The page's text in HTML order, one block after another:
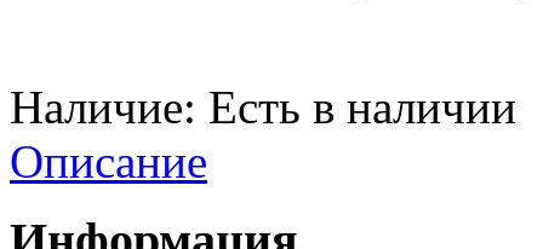
Наличие: Есть в наличии
Описание